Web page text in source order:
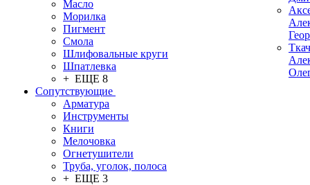
Масло
Морилка
Пигмент
Смола
Шлифовальные круги
Шпатлевка
+ ЕЩЕ 8
Сопутствующие
Арматура
Инструменты
Книги
Мелочовка
Огнетушители
Труба, уголок, полоса
+ ЕЩЕ 3